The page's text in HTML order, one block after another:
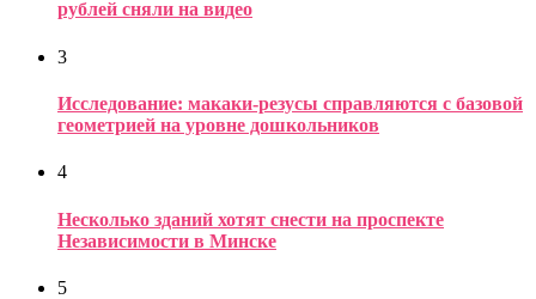
рублей сняли на видео
3
Исследование: макаки-резусы справляются с базовой
геометрией на уровне дошкольников
4
Несколько зданий хотят снести на проспекте
Независимости в Минске
5